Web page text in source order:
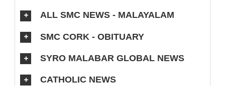
ALL SMC NEWS - MALAYALAM
SMC CORK - OBITUARY
SYRO MALABAR GLOBAL NEWS
CATHOLIC NEWS